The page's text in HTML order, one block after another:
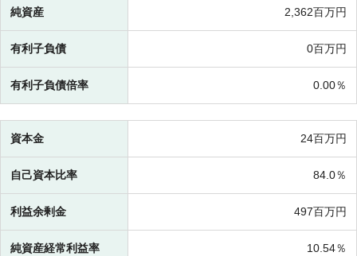
純資産 2,362百万円
有利子負債 0百万円
有利子負債倍率 0.00％
資本金 24百万円
自己資本比率 84.0％
利益余剰金 497百万円
純資産経常利益率 10.54％